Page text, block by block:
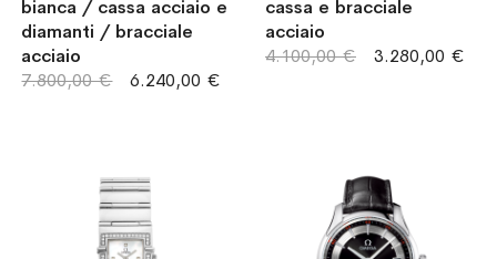
bianca / cassa acciaio e
diamanti / bracciale
acciaio
6.240,00 €
7.800,00 €
cassa e bracciale
acciaio
3.280,00 €
4.100,00 €